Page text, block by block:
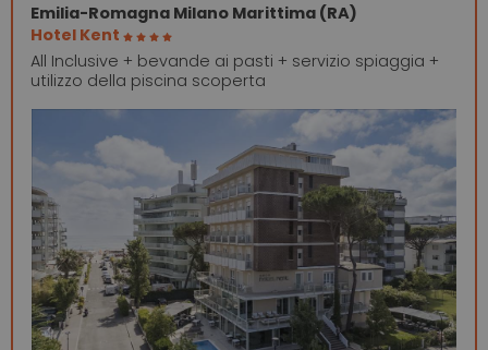
Emilia-Romagna Milano Marittima (RA)
Hotel Kent
All Inclusive + bevande ai pasti + servizio spiaggia +
utilizzo della piscina scoperta